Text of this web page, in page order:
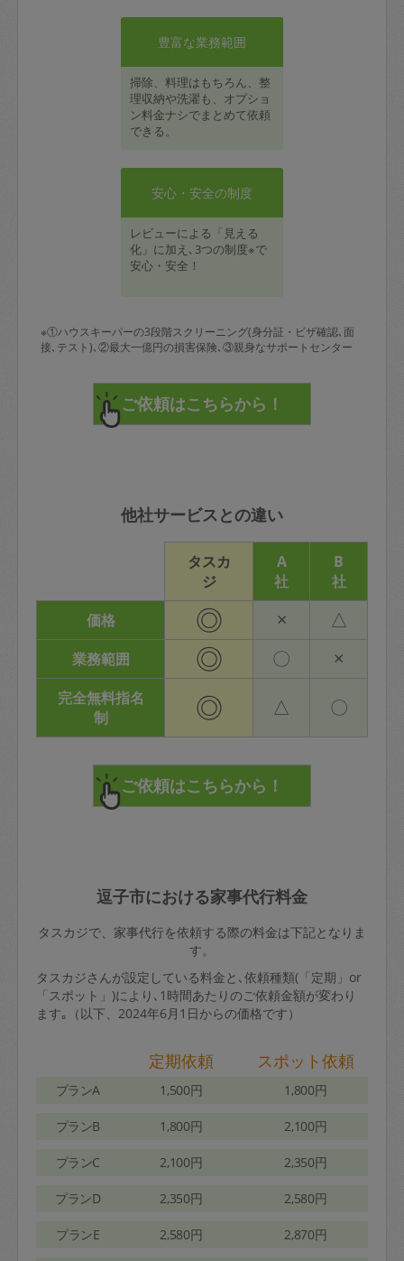
豊富な業務範囲
掃除、料理はもちろん、整
理収納や洗濯も、オプショ
ン料金ナシでまとめて依頼
できる。
安心・安全の制度
レビューによる「見える
化」に加え､3つの制度※で
安心・安全！
※①ハウスキーパーの3段階スクリーニング(身分証・ビザ確認､面
接､テスト)､②最大一億円の損害保険､③親身なサポートセンター
他社サービスとの違い
タスカ
ジ
A
社
B
社
価格
◎ × △
業務範囲 ◎ 〇 ×
完全無料指名
制
◎ △ 〇
逗子市における家事代行料金
タスカジで、家事代行を依頼する際の料金は下記となりま
す。
タスカジさんが設定している料金と､依頼種類(「定期」or
「スポット」)により､1時間あたりのご依頼金額が変わり
ます｡（以下、2024年6月1日からの価格です）
定期依頼 スポット依頼
プランA 1,500円 1,800円
プランB 1,800円 2,100円
プランC 2,100円 2,350円
プランD 2,350円 2,580円
プランE 2,580円 2,870円